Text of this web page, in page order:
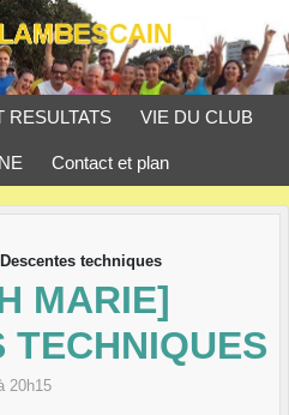
RESULTATS VIE DU CLUB
Contact et plan
techniques
MARIE]
TECHNIQUES
20h15